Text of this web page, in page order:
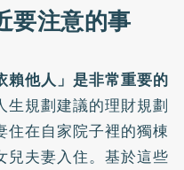
要注意的事
賴他人」是非常重要的
生規劃建議的理財規劃
住在自家院子裡的獨棟
兒夫妻入住。基於這些